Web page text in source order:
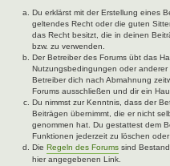
Du erklärst mit der Erstellung eines
geltendes Recht oder die guten
das Recht besitzt, die in deinen
bzw. zu verwenden.
Der Betreiber des Forums übt das
Nutzungsbedingungen oder
Betreiber dich nach Abmahnung
Forums ausschließen und dir ein
Du nimmst zur Kenntnis, dass der
Beiträgen übernimmt, die er nicht
genommen hat. Du gestattest dem
Funktionen jederzeit zu löschen oder
Die Regeln des Forums sind
hier angegebenen Link.